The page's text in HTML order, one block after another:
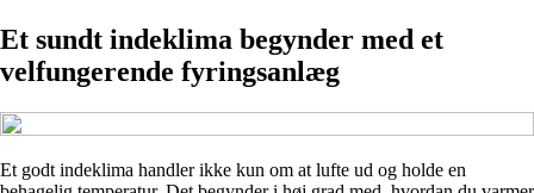
Et sundt indeklima begynder med et
velfungerende fyringsanlæg
Et godt indeklima handler ikke kun om at lufte ud og holde en